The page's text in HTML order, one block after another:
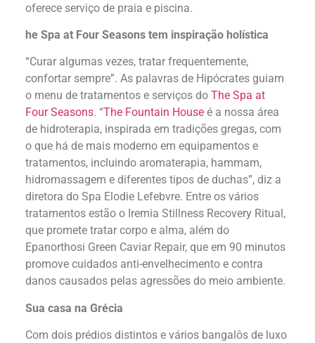
oferece serviço de praia e piscina.
he Spa at Four Seasons tem inspiração holística
“Curar algumas vezes, tratar frequentemente,
confortar sempre”. As palavras de Hipócrates guiam
o menu de tratamentos e serviços do The Spa at
Four Seasons. “The Fountain House é a nossa área
de hidroterapia, inspirada em tradições gregas, com
o que há de mais moderno em equipamentos e
tratamentos, incluindo aromaterapia, hammam,
hidromassagem e diferentes tipos de duchas”, diz a
diretora do Spa Elodie Lefebvre. Entre os vários
tratamentos estão o Iremia Stillness Recovery Ritual,
que promete tratar corpo e alma, além do
Epanorthosi Green Caviar Repair, que em 90 minutos
promove cuidados anti-envelhecimento e contra
danos causados pelas agressões do meio ambiente.
Sua casa na Grécia
Com dois prédios distintos e vários bangalôs de luxo